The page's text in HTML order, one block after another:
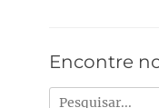
Encontre
Pesquisar